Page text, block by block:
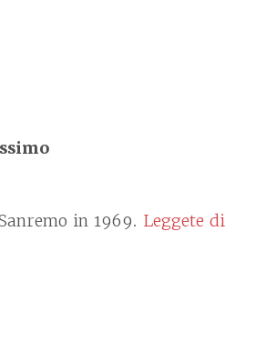
in 1969. Leggete di